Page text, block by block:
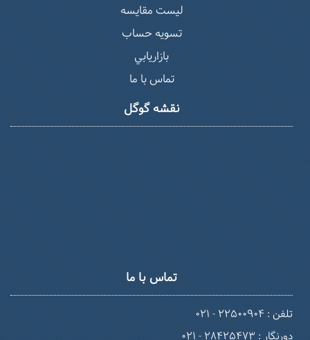
لیست مقایسه
تسويه حساب
بازاريابي
تماس با ما
نقشه گوگل
تماس با ما
تلفن : 22500904 - 021